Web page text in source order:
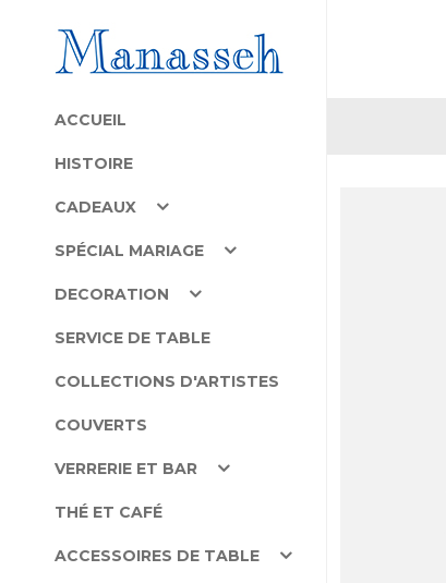
ACCUEIL
HISTOIRE
CADEAUX
SPÉCIAL MARIAGE
DECORATION
SERVICE DE TABLE
COLLECTIONS D'ARTISTES
COUVERTS
VERRERIE ET BAR
THÉ ET CAFÉ
ACCESSOIRES DE TABLE